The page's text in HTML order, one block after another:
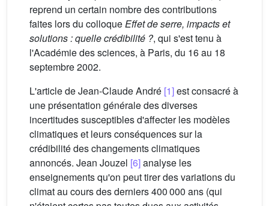
reprend un certain nombre des contributions
faites lors du colloqueEffet de serre, impacts et
solutions : quelle crédibilité ?, qui s'est tenu à
l'Académie des sciences, à Paris, du 16 au 18
septembre 2002.
L'article de Jean-Claude André [1]est consacré à
une présentation générale des diverses
incertitudes susceptibles d'affecter les modèles
climatiques et leurs conséquences sur la
crédibilité des changements climatiques
annoncés. Jean Jouzel [6]analyse les
enseignements qu'on peut tirer des variations du
climat au cours des derniers 400 000 ans (qui